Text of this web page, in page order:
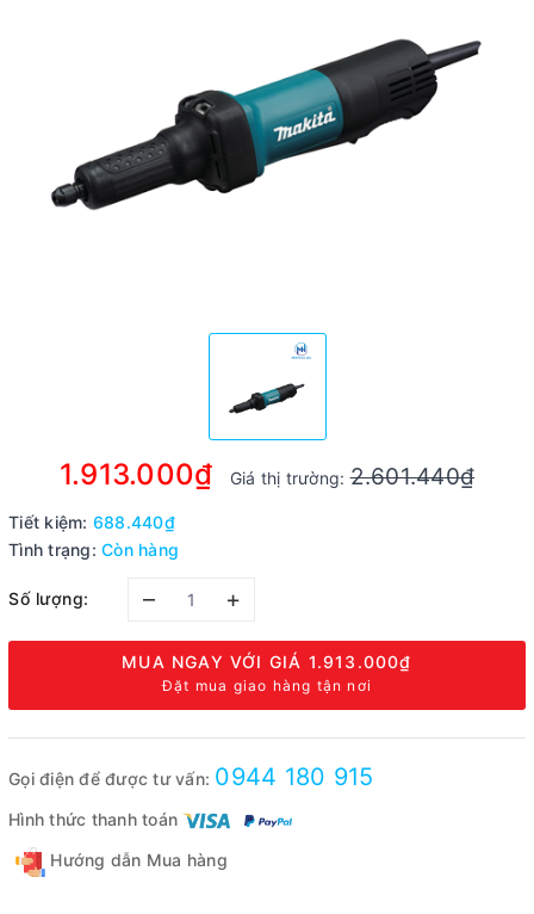
1.913.000₫ Giá thị trường:2.601.440₫
Tiết kiệm: 688.440₫
Tình trạng: Còn hàng
Số lượng: – +
MUA NGAY VỚI GIÁ 1.913.000₫
Đặt mua giao hàng tận nơi
Gọi điện để được tư vấn: 0944 180 915
Hình thức thanh toán
Hướng dẫn Mua hàng